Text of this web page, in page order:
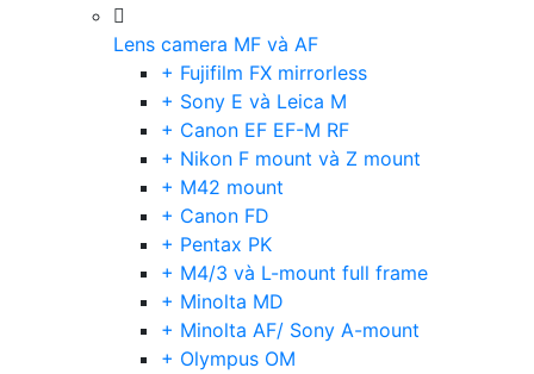
Lens camera MF và AF
+ Fujifilm FX mirrorless
+ Sony E và Leica M
+ Canon EF EF-M RF
+ Nikon F mount và Z mount
+ M42 mount
+ Canon FD
+ Pentax PK
+ M4/3 và L-mount full frame
+ Minolta MD
+ Minolta AF/ Sony A-mount
+ Olympus OM